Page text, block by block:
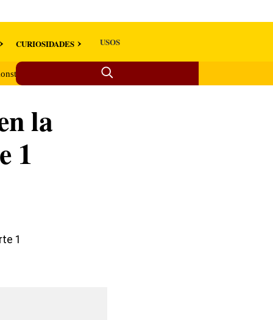
CURIOSIDADES USOS
de Monserrate: Las mataba y las enterraba en el patio de su
la
1